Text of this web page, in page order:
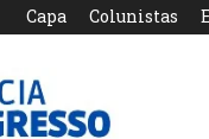
Capa Colunistas